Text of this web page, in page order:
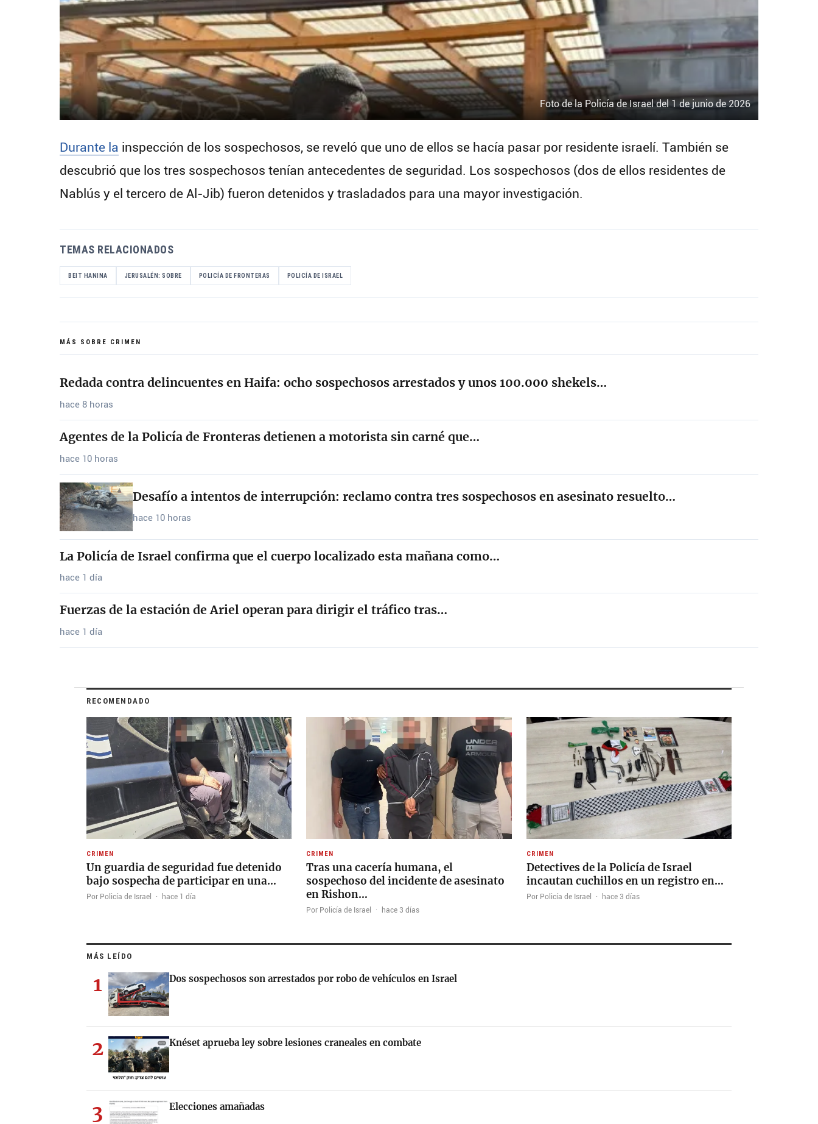
Foto de la Policía de Israel del 1 de junio de 2026
Durante la inspección de los sospechosos, se reveló que uno de ellos se hacía pasar por residente israelí. También se
descubrió que los tres sospechosos tenían antecedentes de seguridad. Los sospechosos (dos de ellos residentes de
Nablús y el tercero de Al-Jib) fueron detenidos y trasladados para una mayor investigación.
TEMAS RELACIONADOS
BEIT HANINA JERUSALÉN: SOBRE POLICÍA DE FRONTERAS POLICÍA DE ISRAEL
MÁS SOBRE CRIMEN
Redada contra delincuentes en Haifa: ocho sospechosos arrestados y unos 100.000 shekels…
hace 8 horas
Agentes de la Policía de Fronteras detienen a motorista sin carné que…
hace 10 horas
Desafío a intentos de interrupción: reclamo contra tres sospechosos en asesinato resuelto…
hace 10 horas
La Policía de Israel confirma que el cuerpo localizado esta mañana como…
hace 1 día
Fuerzas de la estación de Ariel operan para dirigir el tráfico tras…
hace 1 día
RECOMENDADO
CRIMEN
Un guardia de seguridad fue detenido
bajo sospecha de participar en una…
Por Policía de Israel · hace 1 día
CRIMEN
Tras una cacería humana, el
sospechoso del incidente de asesinato
en Rishon…
Por Policía de Israel · hace 3 días
CRIMEN
Detectives de la Policía de Israel
incautan cuchillos en un registro en…
Por Policía de Israel · hace 3 días
MÁS LEÍDO
1 Dos sospechosos son arrestados por robo de vehículos en Israel
2 Knéset aprueba ley sobre lesiones craneales en combate
3 Elecciones amañadas